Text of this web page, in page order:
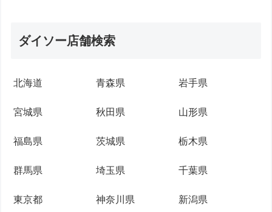
ダイソー店舗検索
北海道 青森県 岩手県
宮城県 秋田県 山形県
福島県 茨城県 栃木県
群馬県 埼玉県 千葉県
東京都 神奈川県 新潟県